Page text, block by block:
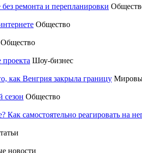
ремонта и перепланировки
Общество
Общество
Шоу-бизнес
как Венгрия закрыла границу
сезон Общество
самостоятельно реагировать на
новости